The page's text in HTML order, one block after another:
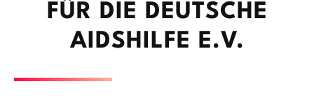
FÜR DIE DEUT­SCHE
AIDS­HILFE E.V.